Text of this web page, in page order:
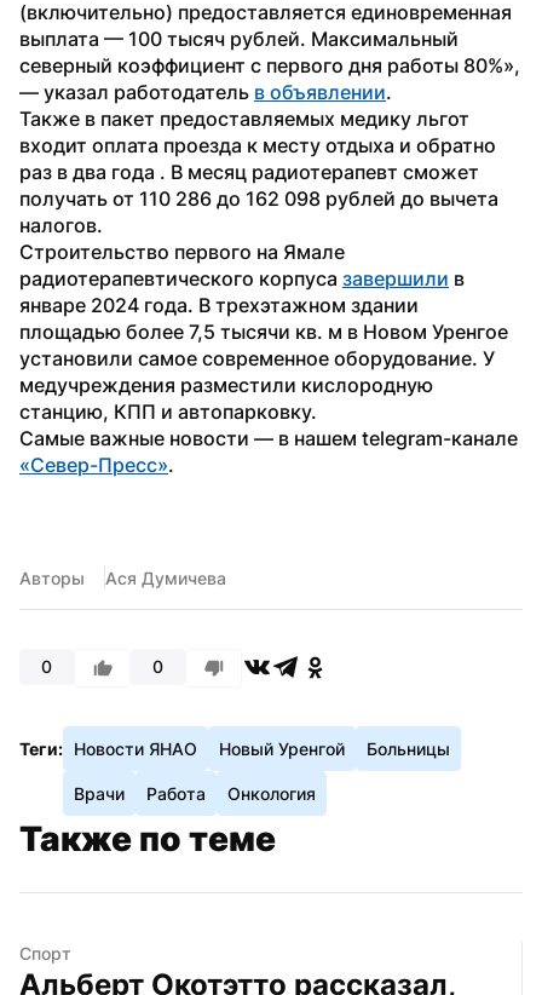
(включительно) предоставляется единовременная
выплата — 100 тысяч рублей. Максимальный
северный коэффициент с первого дня работы 80%»,
— указал работодатель в объявлении.
Также в пакет предоставляемых медику льгот
входит оплата проезда к месту отдыха и обратно
раз в два года . В месяц радиотерапевт сможет
получать от 110 286 до 162 098 рублей до вычета
налогов.
Строительство первого на Ямале
радиотерапевтического корпуса завершили в
январе 2024 года. В трехэтажном здании
площадью более 7,5 тысячи кв. м в Новом Уренгое
установили самое современное оборудование. У
медучреждения разместили кислородную
станцию, КПП и автопарковку.
«Север-Пресс».
Авторы Ася Думичева
0 0
Теги: Новости ЯНАО Новый Уренгой Больницы
Врачи Работа Онкология
Также по теме
Спорт
Альберт Окотэтто рассказал,